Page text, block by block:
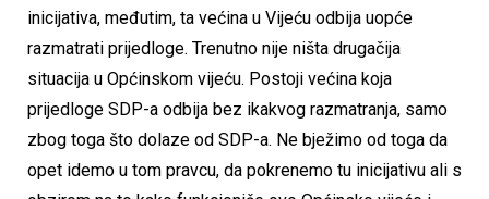
inicijativa, međutim, ta većina u Vijeću odbija uopće
razmatrati prijedloge. Trenutno nije ništa drugačija
situacija u Općinskom vijeću. Postoji većina koja
prijedloge SDP-a odbija bez ikakvog razmatranja, samo
zbog toga što dolaze od SDP-a. Ne bježimo od toga da
opet idemo u tom pravcu, da pokrenemo tu inicijativu ali s